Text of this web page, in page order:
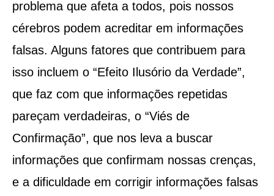
problema que afeta a todos, pois nossos
cérebros podem acreditar em informações
falsas. Alguns fatores que contribuem para
isso incluem o “Efeito Ilusório da Verdade”,
que faz com que informações repetidas
pareçam verdadeiras, o “Viés de
Confirmação”, que nos leva a buscar
informações que confirmam nossas crenças,
e a dificuldade em corrigir informações falsas